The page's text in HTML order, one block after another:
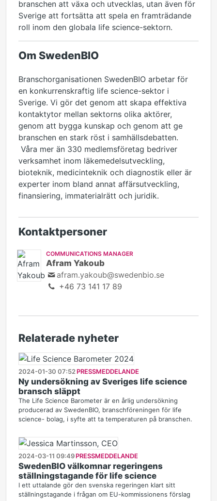
branschen att växa och utvecklas, utan även för
Sverige att fortsätta att spela en framträdande
roll inom den globala life science-sektorn.
Om SwedenBIO
Branschorganisationen SwedenBIO arbetar för
en konkurrenskraftig life science-sektor i
Sverige. Vi gör det genom att skapa effektiva
kontaktytor mellan sektorns olika aktörer,
genom att bygga kunskap och genom att ge
branschen en stark röst i samhällsdebatten.
Våra mer än 330 medlemsföretag bedriver
verksamhet inom läkemedelsutveckling,
bioteknik, medicinteknik och diagnostik eller är
experter inom bland annat affärsutveckling,
finansiering, immaterialrätt och juridik.
Kontaktpersoner
COMMUNICATIONS MANAGER
Afram Yakoub
afram.yakoub@swedenbio.se
+46 73 141 17 89
Relaterade nyheter
2024-01-30 07:52 PRESSMEDDELANDE
Ny undersökning av Sveriges life science
bransch släppt
The Life Science Barometer är en årlig undersökning
producerad av SwedenBIO, branschföreningen för life
science- bolag, i syfte att ta temperaturen på branschen.
2024-03-11 09:49PRESSMEDDELANDE
SwedenBIO välkomnar regeringens
ställningstagande för life science
I ett uttalande gör den svenska regeringen klart sitt
ställningstagande i frågan om EU-kommissionens förslag